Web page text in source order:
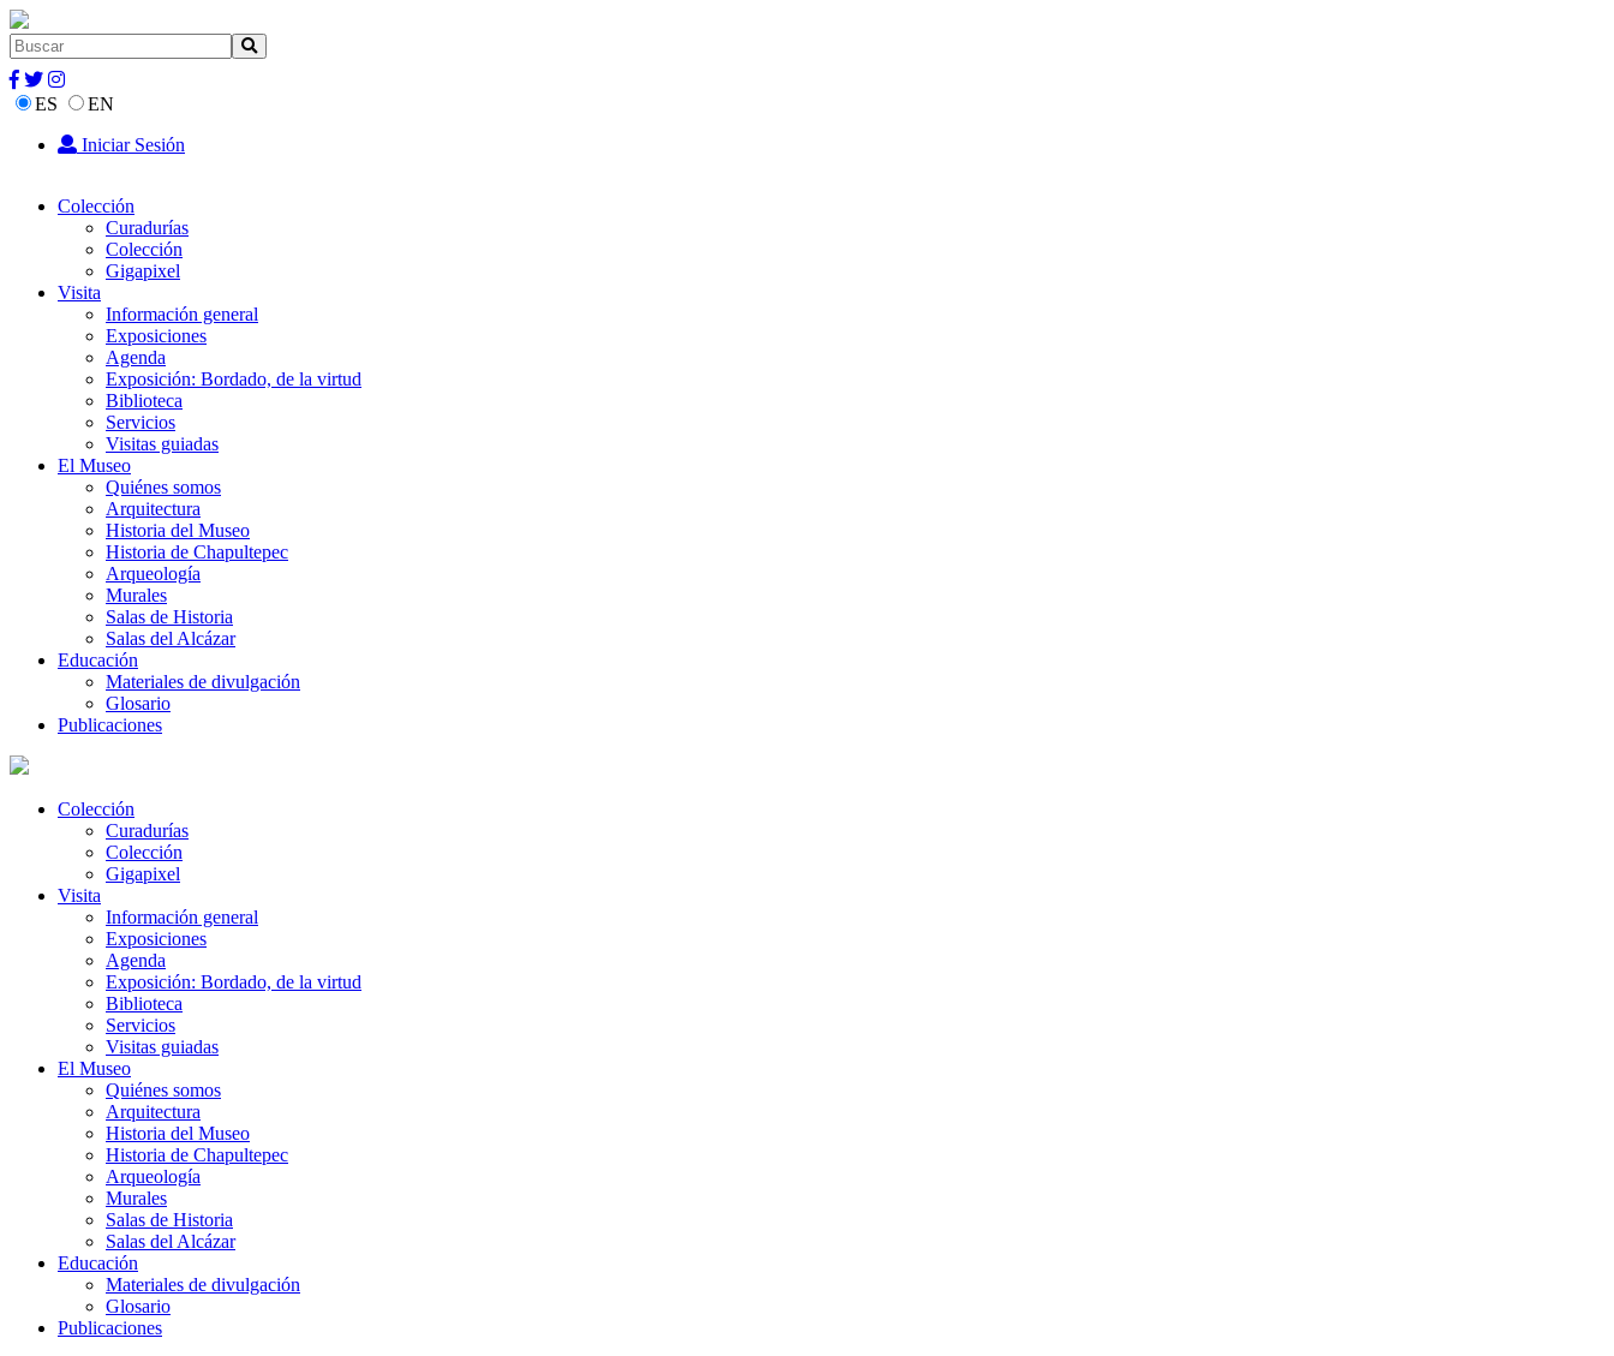
ES
EN
Iniciar Sesión
Colección
Curadurías
Colección
Gigapixel
Visita
Información general
Exposiciones
Agenda
Exposición: Bordado, de la virtud
Biblioteca
Servicios
Visitas guiadas
El Museo
Quiénes somos
Arquitectura
Historia del Museo
Historia de Chapultepec
Arqueología
Murales
Salas de Historia
Salas del Alcázar
Educación
Materiales de divulgación
Glosario
Publicaciones
Colección
Curadurías
Colección
Gigapixel
Visita
Información general
Exposiciones
Agenda
Exposición: Bordado, de la virtud
Biblioteca
Servicios
Visitas guiadas
El Museo
Quiénes somos
Arquitectura
Historia del Museo
Historia de Chapultepec
Arqueología
Murales
Salas de Historia
Salas del Alcázar
Educación
Materiales de divulgación
Glosario
Publicaciones